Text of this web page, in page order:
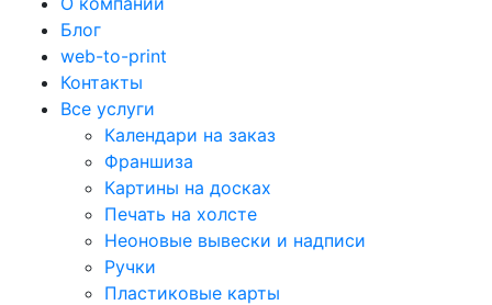
Блог
web-to-print
Контакты
Все услуги
Календари на заказ
Франшиза
Картины на досках
Печать на холсте
Неоновые вывески и надписи
Ручки
Пластиковые карты